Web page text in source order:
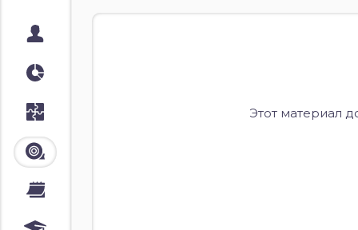
Лента
Этот материал